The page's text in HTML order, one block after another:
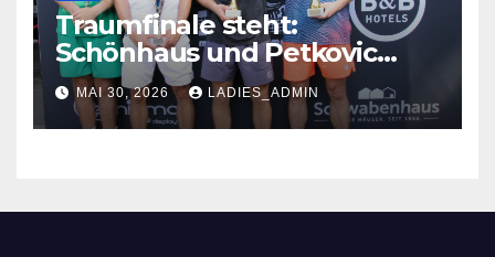
Traumfinale steht:
Schönhaus und Petkovic
glänzen in Troisdorf
MAI 30, 2026 LADIES_ADMIN